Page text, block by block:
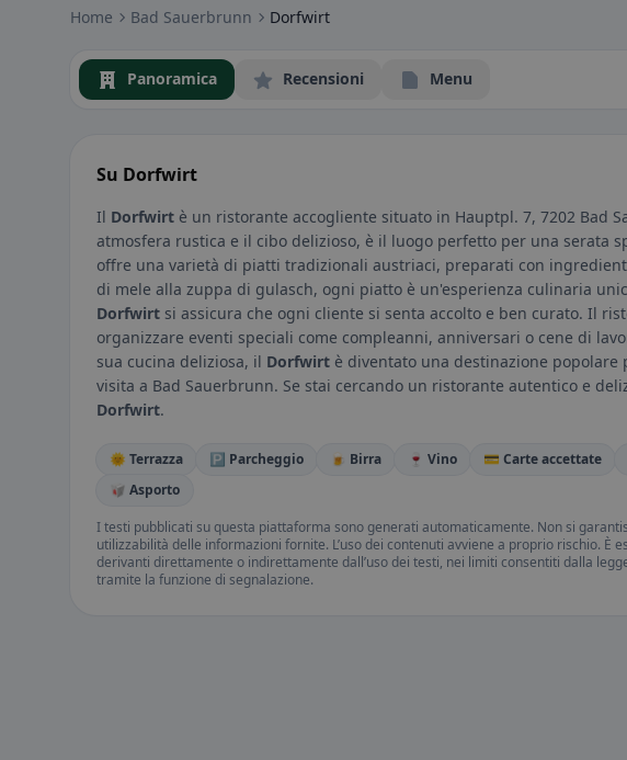
Home Bad Sauerbrunn Dorfwirt
Panoramica Recensioni Menu
Su Dorfwirt
Il Dorfwirt è un ristorante accogliente situato in Hauptpl. 7, 7202 Bad
atmosfera rustica e il cibo delizioso, è il luogo perfetto per una serata
offre una varietà di piatti tradizionali austriaci, preparati con
di mele alla zuppa di gulasch, ogni piatto è un'esperienza culinaria
Dorfwirt si assicura che ogni cliente si senta accolto e ben curato. Il
organizzare eventi speciali come compleanni, anniversari o cene di
sua cucina deliziosa, il Dorfwirt è diventato una destinazione
visita a Bad Sauerbrunn. Se stai cercando un ristorante autentico e
Dorfwirt.
🌞 Terrazza 🅿️ Parcheggio 🍺 Birra 🍷 Vino 💳 Carte accettate
🥡 Asporto
I testi pubblicati su questa piattaforma sono generati automaticamente. Non si
utilizzabilità delle informazioni fornite. L’uso dei contenuti avviene a proprio rischio. È
derivanti direttamente o indirettamente dall’uso dei testi, nei limiti consentiti dalla
tramite la funzione di segnalazione.